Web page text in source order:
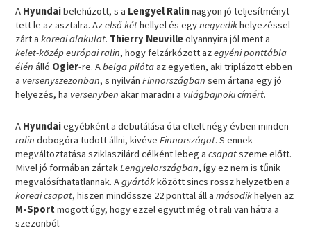
A Hyundaibelehúzott, s a Lengyel Ralinnagyon jó teljesítményt
tett le az asztalra. Azelső kéthellyel és egynegyedikhelyezéssel
zárt akoreai alakulat. Thierry Neuvilleolyannyira jól ment a
kelet-közép európai ralin, hogy felzárkózott azegyéni ponttábla
élén álló Ogier-re. Abelga pilótaaz egyetlen, aki triplázott ebben
a versenyszezonban, s nyilvánFinnországban sem ártana egy jó
helyezés, ha versenyben akar maradni a világbajnoki címért.
A Hyundaiegyébként a debütálása óta eltelt négy évben minden
ralin dobogóra tudott állni, kivéveFinnországot. S ennek
megváltoztatása sziklaszilárd célként lebeg acsapatszeme előtt.
Mivel jó formában zártakLengyelországban, így ez nem is tűnik
megvalósíthatatlannak. Agyártókközött sincs rossz helyzetben a
koreai csapat, hiszen mindössze 22 ponttal áll amásodikhelyen az
M-Sport mögött úgy, hogy ezzel együtt még öt rali van hátra a
szezonból.